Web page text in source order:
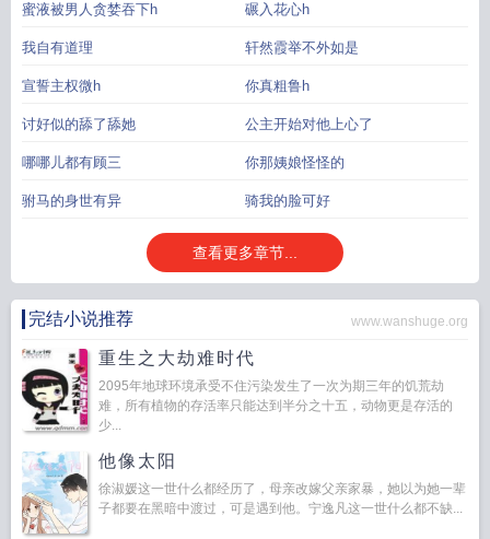
蜜液被男人贪婪吞下h 碾入花心h
我自有道理 轩然霞举不外如是
宣誓主权微h 你真粗鲁h
讨好似的舔了舔她 公主开始对他上心了
哪哪儿都有顾三 你那姨娘怪怪的
驸马的身世有异 骑我的脸可好
查看更多章节...
完结小说推荐 www.wanshuge.org
重生之大劫难时代
2095年地球环境承受不住污染发生了一次为期三年的饥荒劫
难，所有植物的存活率只能达到半分之十五，动物更是存活的
少...
他像太阳
徐淑媛这一世什么都经历了，母亲改嫁父亲家暴，她以为她一辈
子都要在黑暗中渡过，可是遇到他。宁逸凡这一世什么都不缺...